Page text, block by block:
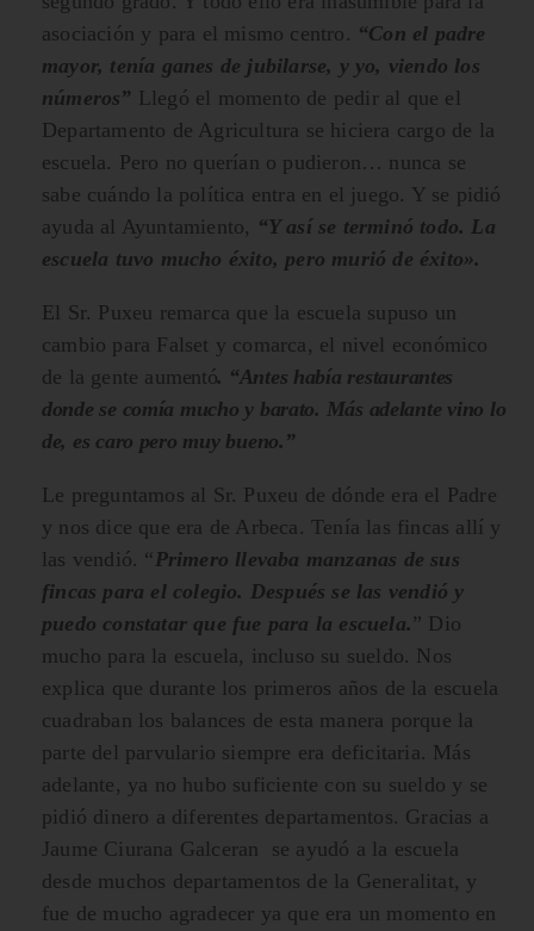
asociación y para el mismo centro. “Con el padre
mayor, tenía ganes de jubilarse, y yo, viendo los
números” Llegó el momento de pedir al que el
Departamento de Agricultura se hiciera cargo de la
escuela. Pero no querían o pudieron… nunca se
sabe cuándo la política entra en el juego. Y se pidió
ayuda al Ayuntamiento, “Y así se terminó todo. La
escuela tuvo mucho éxito, pero murió de éxito».
El Sr. Puxeu remarca que la escuela supuso un
cambio para Falset y comarca, el nivel económico
de la gente aumentó. “Antes había restaurantes
donde se comía mucho y barato. Más adelante vino lo
de, es caro pero muy bueno.”
Le preguntamos al Sr. Puxeu de dónde era el Padre
y nos dice que era de Arbeca. Tenía las fincas allí y
las vendió. “ Primero llevaba manzanas de sus
fincas para el colegio. Después se las vendió y
puedo constatar que fue para la escuela. ” Dio
mucho para la escuela, incluso su sueldo. Nos
explica que durante los primeros años de la escuela
cuadraban los balances de esta manera porque la
parte del parvulario siempre era deficitaria. Más
adelante, ya no hubo suficiente con su sueldo y se
pidió dinero a diferentes departamentos. Gracias a
Jaume Ciurana Galceran se ayudó a la escuela
desde muchos departamentos de la Generalitat, y
fue de mucho agradecer ya que era un momento en